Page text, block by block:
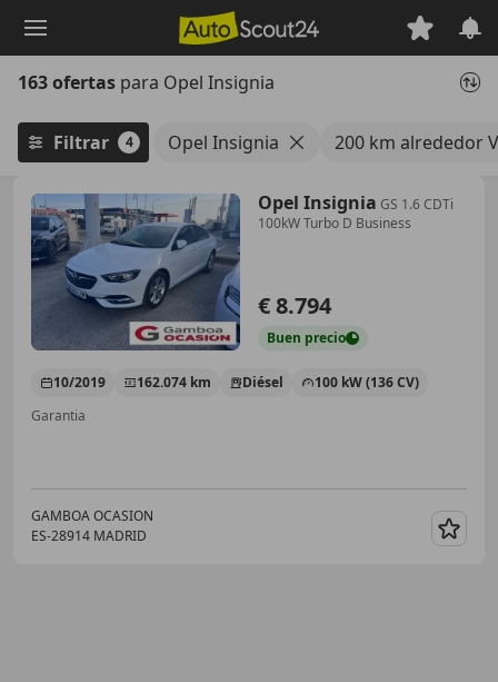
principal
163 ofertas para Opel Insignia
Filtrar 4 Opel Insignia 200 km alrededor
Opel Insignia GS 1.6 CDTi
100kW Turbo D Business
€ 8.794
Buen precio
10/2019 162.074 km Diésel
100 kW (136 CV)
Garantia
GAMBOA OCASION
ES-28914 MADRID